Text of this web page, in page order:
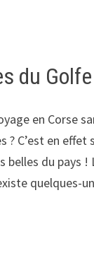
du
en Corse
? C’est en effet
belles du pays
quelques-